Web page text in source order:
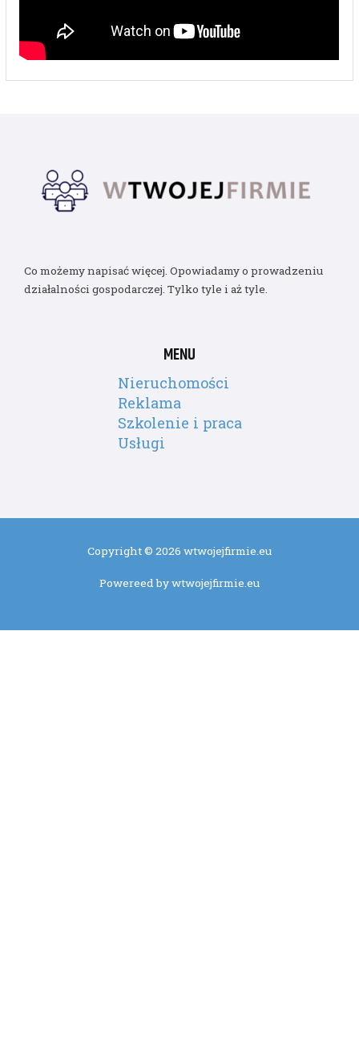
Co możemy napisać więcej. Opowiadamy o prowadzeniu
działalności gospodarczej. Tylko tyle i aż tyle.
MENU
Nieruchomości
Reklama
Szkolenie i praca
Usługi
Copyright © 2026 wtwojejfirmie.eu
Powereed by wtwojejfirmie.eu